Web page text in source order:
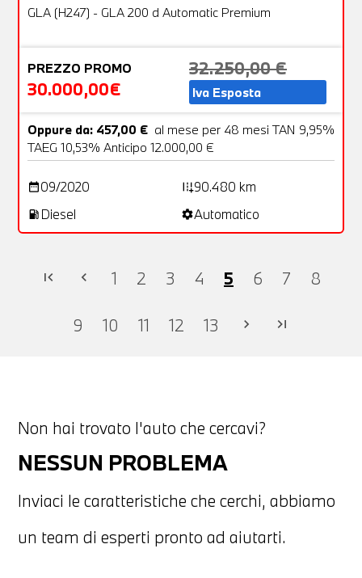
OFFERTA
GLA (H247) - GLA 200 d Automatic Premium
PREZZO PROMO
30.000,00€
32.250,00 €
Iva Esposta
Oppure da: 457,00 € al mese per 48 mesi TAN 9,95%
TAEG 10,53% Anticipo 12.000,00 €
date_range09/2020 add_road90.480 km
local_gas_station Diesel settingsAutomatico
first_page chevron_left 1 2 3 4 5 6 7 8
9 10 11 12 13 chevron_right last_page
Non hai trovato l'auto che cercavi?
NESSUN PROBLEMA
Inviaci le caratteristiche che cerchi, abbiamo
un team di esperti pronto ad aiutarti.